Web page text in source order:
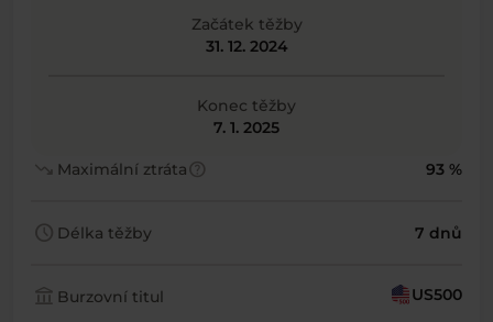
Začátek těžby
31. 12. 2024
Konec těžby
7. 1. 2025
trending_down Maximální ztrátahelp 93 %
schedule Délka těžby 7 dnů
account_balance Burzovní titul US500